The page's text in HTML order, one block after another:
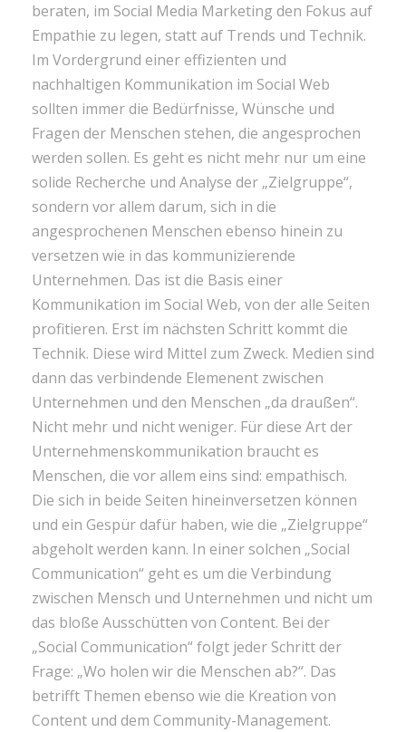
beraten, im Social Media Marketing den Fokus auf
Empathie zu legen, statt auf Trends und Technik.
Im Vordergrund einer effizienten und
nachhaltigen Kommunikation im Social Web
sollten immer die Bedürfnisse, Wünsche und
Fragen der Menschen stehen, die angesprochen
werden sollen. Es geht es nicht mehr nur um eine
solide Recherche und Analyse der „Zielgruppe“,
sondern vor allem darum, sich in die
angesprochenen Menschen ebenso hinein zu
versetzen wie in das kommunizierende
Unternehmen. Das ist die Basis einer
Kommunikation im Social Web, von der alle Seiten
profitieren. Erst im nächsten Schritt kommt die
Technik. Diese wird Mittel zum Zweck. Medien sind
dann das verbindende Elemenent zwischen
Unternehmen und den Menschen „da draußen“.
Nicht mehr und nicht weniger. Für diese Art der
Unternehmenskommunikation braucht es
Menschen, die vor allem eins sind: empathisch.
Die sich in beide Seiten hineinversetzen können
und ein Gespür dafür haben, wie die „Zielgruppe“
abgeholt werden kann. In einer solchen „Social
Communication“ geht es um die Verbindung
zwischen Mensch und Unternehmen und nicht um
das bloße Ausschütten von Content. Bei der
„Social Communication“ folgt jeder Schritt der
Frage: „Wo holen wir die Menschen ab?“. Das
betrifft Themen ebenso wie die Kreation von
Content und dem Community-Management.